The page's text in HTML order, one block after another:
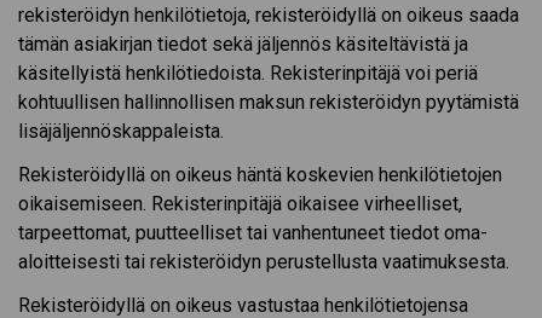
rekisteröidyn henkilötietoja, rekisteröidyllä on oikeus saada
tämän asiakirjan tiedot sekä jäljennös käsiteltävistä ja
käsitellyistä henkilötiedoista. Rekisterinpitäjä voi periä
kohtuullisen hallinnollisen maksun rekisteröidyn pyytämistä
lisäjäljennöskappaleista.
Rekisteröidyllä on oikeus häntä koskevien henkilötietojen
oikaisemiseen. Rekisterinpitäjä oikaisee virheelliset,
tarpeettomat, puutteelliset tai vanhentuneet tiedot oma-
aloitteisesti tai rekisteröidyn perustellusta vaatimuksesta.
Rekisteröidyllä on oikeus vastustaa henkilötietojensa